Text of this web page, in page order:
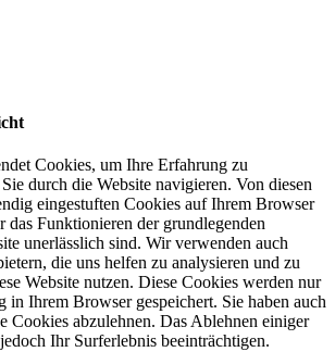
Cookies, um Ihre Erfahrung zu
durch die Website navigieren. Von diesen
eingestuften Cookies auf Ihrem Browser
das Funktionieren der grundlegenden
unerlässlich sind. Wir verwenden auch
die uns helfen zu analysieren und zu
Website nutzen. Diese Cookies werden nur
in Ihrem Browser gespeichert. Sie haben auch
Cookies abzulehnen. Das Ablehnen einiger
Ihr Surferlebnis beeinträchtigen.